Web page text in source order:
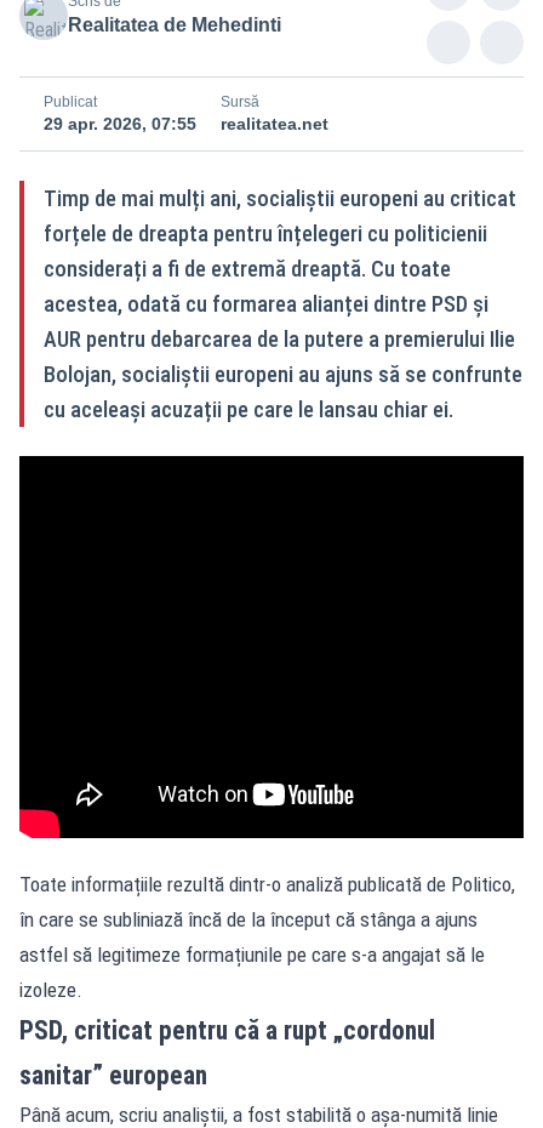
Realitatea de Mehedinti
Publicat
29 apr. 2026, 07:55
Sursă
realitatea.net
Timp de mai mulți ani, socialiștii europeni au criticat
forțele de dreapta pentru înțelegeri cu politicienii
considerați a fi de extremă dreaptă. Cu toate
acestea, odată cu formarea alianței dintre PSD și
AUR pentru debarcarea de la putere a premierului Ilie
Bolojan, socialiștii europeni au ajuns să se confrunte
cu aceleași acuzații pe care le lansau chiar ei.
Toate informațiile rezultă dintr-o analiză publicată de Politico,
în care se subliniază încă de la început că stânga a ajuns
astfel să legitimeze formațiunile pe care s-a angajat să le
izoleze.
PSD, criticat pentru că a rupt „cordonul
sanitar” european
Până acum, scriu analiștii, a fost stabilită o așa-numită linie